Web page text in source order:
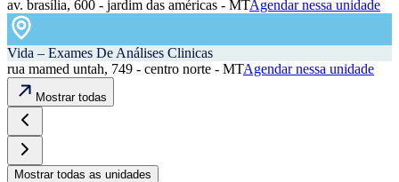
av. brasília, 600 - jardim das américas - MTAgendar nessa unidade
Vida – Exames De Análises Clinicas
rua mamed untah, 749 - centro norte - MTAgendar nessa unidade
Mostrar todas
Mostrar todas as unidades